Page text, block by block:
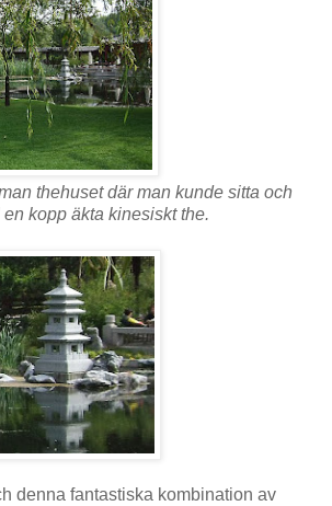
thehuset där man kunde sitta och
kopp äkta kinesiskt the.
denna fantastiska kombination av